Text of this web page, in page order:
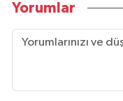
Yorumlar